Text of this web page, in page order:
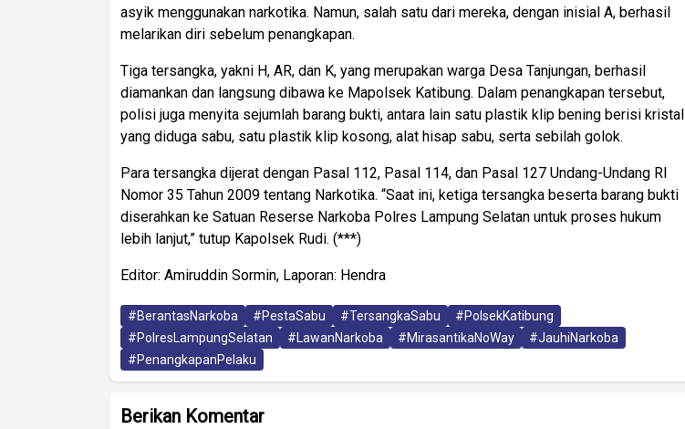
asyik menggunakan narkotika. Namun, salah satu dari mereka, dengan inisial A, berhasil
melarikan diri sebelum penangkapan.
Tiga tersangka, yakni H, AR, dan K, yang merupakan warga Desa Tanjungan, berhasil
diamankan dan langsung dibawa ke Mapolsek Katibung. Dalam penangkapan tersebut,
polisi juga menyita sejumlah barang bukti, antara lain satu plastik klip bening berisi kristal
yang diduga sabu, satu plastik klip kosong, alat hisap sabu, serta sebilah golok.
Para tersangka dijerat dengan Pasal 112, Pasal 114, dan Pasal 127 Undang-Undang RI
Nomor 35 Tahun 2009 tentang Narkotika. “Saat ini, ketiga tersangka beserta barang bukti
diserahkan ke Satuan Reserse Narkoba Polres Lampung Selatan untuk proses hukum
lebih lanjut,” tutup Kapolsek Rudi. (***)
Editor: Amiruddin Sormin, Laporan: Hendra
#BerantasNarkoba #PestaSabu #TersangkaSabu
#PolsekKatibung
#PolresLampungSelatan
#LawanNarkoba #MirasantikaNoWay
#JauhiNarkoba
#PenangkapanPelaku
Berikan Komentar